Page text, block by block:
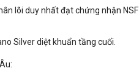
lõi duy nhất đạt chứng nhận NSF
Silver diệt khuẩn tầng cuối.